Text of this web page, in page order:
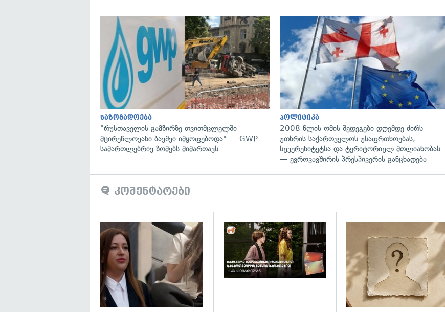
გადახედვა
საზოგადოება
"რუსთაველის გამზირზე თვითმცლელში
მცირეწლოვანი ბავშვი იმყოფებოდა" — GWP
სამართლებრივ ზომებს მიმართავს
პოლიტიკა
2008 წლის ომის შედეგები დღემდე ძირს
უთხრის საქართველოს უსაფრთხოებას,
სუვერენიტეტსა და ტერიტორიულ მთლიანობას
— ევროკავშირის პრესპიკერის განცხადება
კომენტარები
გადახედვა